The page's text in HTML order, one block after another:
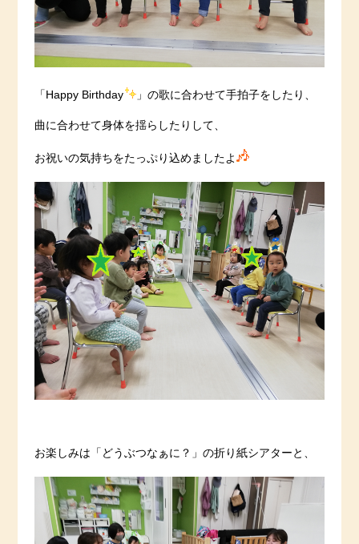
「Happy Birthday 」の歌に合わせて手拍子をしたり、
曲に合わせて身体を揺らしたりして、
お祝いの気持ちをたっぷり込めましたよ
お楽しみは「どうぶつなぁに？」の折り紙シアターと、